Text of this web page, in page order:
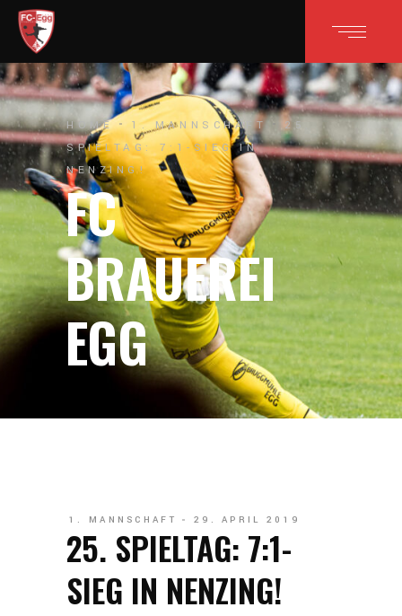
HOME 1. MANNSCHAFT
25.
SPIELTAG: 7:1-SIEG IN
NENZING!
FC
BRAUEREI
EGG
1. MANNSCHAFT 29. APRIL 2019
25. SPIELTAG: 7:1-
SIEG IN NENZING!